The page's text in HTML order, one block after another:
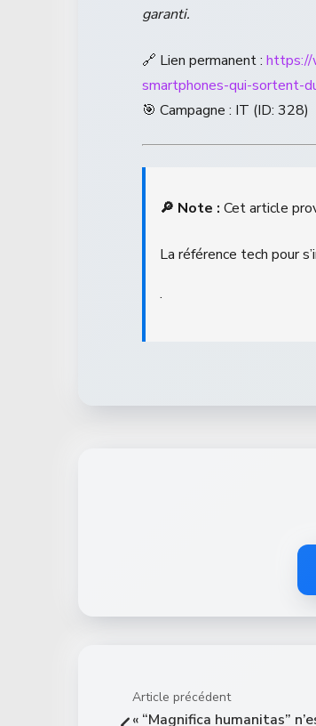
garanti.
🔗 Lien permanent : https://
smartphones-qui-sortent-
🎯 Campagne : IT (ID: 328)
🔎 Note : Cet article
La référence tech pour
.
Article précédent
« “Magnifica humanitas”